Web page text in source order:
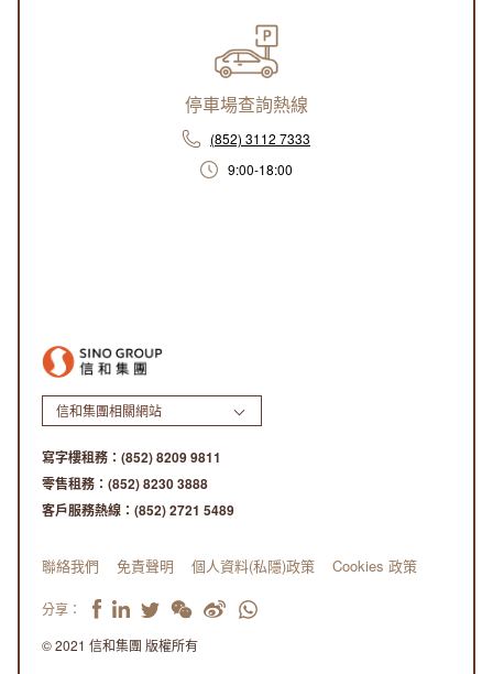
停車場查詢熱線
(852) 3112 7333
9:00-18:00
信和集團相關網站
寫字樓租務： (852) 8209 9811
零售租務： (852) 8230 3888
客戶服務熱線： (852) 2721 5489
聯絡我們 免責聲明 個人資料(私隱)政策 Cookies 政策
© 2021 信和集團 版權所有
分享：